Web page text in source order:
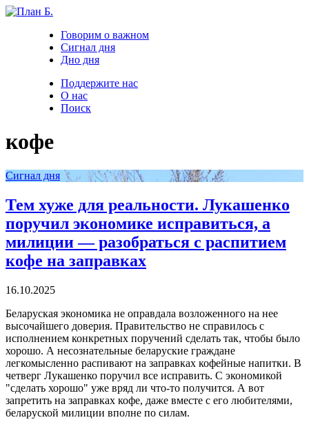
Говорим о важном
Сигнал дня
Дно дня
Поддержите нас
О нас
Поиск
кофе
Сигнал дня
Тем хуже для реальности. Лукашенко
поручил экономике исправиться, а
милиции — разобраться с распитием
кофе на заправках
16.10.2025
Беларуская экономика не оправдала возложенного на нее
высочайшего доверия. Правительство не справилось с
исполнением конкретных поручений сделать так, чтобы было
хорошо. А несознательные беларуские граждане
легкомысленно распивают на заправках кофейные напитки. В
четверг Лукашенко поручил все исправить. С экономикой
"сделать хорошо" уже вряд ли что-то получится. А вот
запретить на заправках кофе, даже вместе с его любителями,
беларуской милиции вполне по силам.